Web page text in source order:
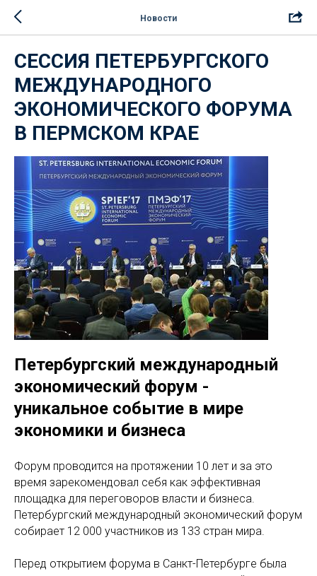
Новости
СЕССИЯ ПЕТЕРБУРГСКОГО
МЕЖДУНАРОДНОГО
ЭКОНОМИЧЕСКОГО ФОРУМА
В ПЕРМСКОМ КРАЕ
Петербургский международный
экономический форум -
уникальное событие в мире
экономики и бизнеса
Форум проводится на протяжении 10 лет и за это
время зарекомендовал себя как эффективная
площадка для переговоров власти и бизнеса.
Петербургский международный экономический форум
собирает 12 000 участников из 133 стран мира.
Перед открытием форума в Санкт-Петербурге была